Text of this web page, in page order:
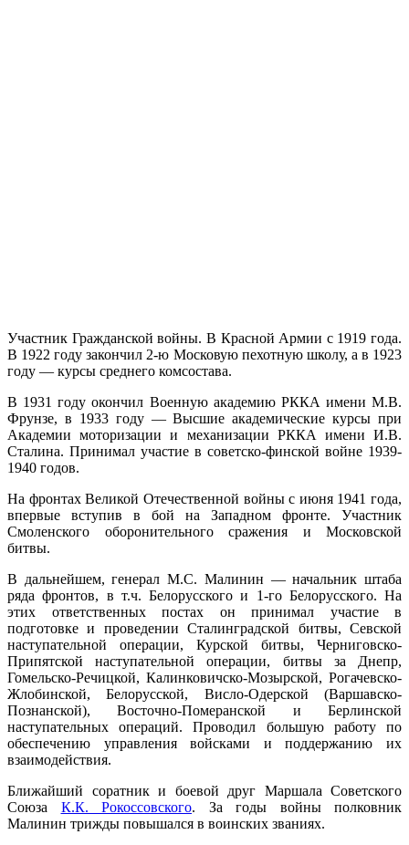
Участник Гражданской войны. В Красной Армии с 1919 года.
В 1922 году закончил 2-ю Московую пехотную школу, а в 1923
году — курсы среднего комсостава.
В 1931 году окончил Военную академию РККА имени М.В.
Фрунзе, в 1933 году — Высшие академические курсы при
Академии моторизации и механизации РККА имени И.В.
Сталина. Принимал участие в советско-финской войне 1939-
1940 годов.
На фронтах Великой Отечественной войны с июня 1941 года,
впервые вступив в бой на Западном фронте. Участник
Смоленского оборонительного сражения и Московской
битвы.
В дальнейшем, генерал М.С. Малинин — начальник штаба
ряда фронтов, в т.ч. Белорусского и 1-го Белорусского. На
этих ответственных постах он принимал участие в
подготовке и проведении Сталинградской битвы, Севской
наступательной операции, Курской битвы, Черниговско-
Припятской наступательной операции, битвы за Днепр,
Гомельско-Речицкой, Калинковичско-Мозырской, Рогачевско-
Жлобинской, Белорусской, Висло-Одерской (Варшавско-
Познанской), Восточно-Померанской и Берлинской
наступательных операций. Проводил большую работу по
обеспечению управления войсками и поддержанию их
взаимодействия.
Ближайший соратник и боевой друг Маршала Советского
Союза К.К. Рокоссовского. За годы войны полковник
Малинин трижды повышался в воинских званиях.